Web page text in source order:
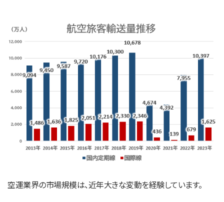
空運業界の市場規模は、近年大きな変動を経験しています。